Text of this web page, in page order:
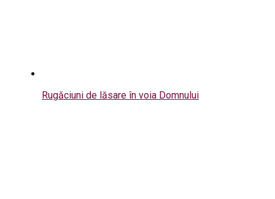
Rugăciuni de lăsare în voia Domnului